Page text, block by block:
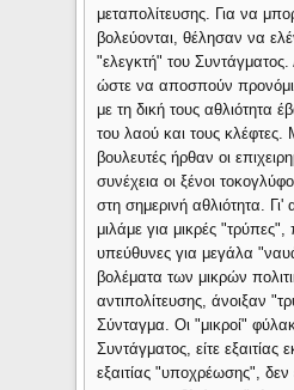
μεταπολίτευσης. Για να
βολεύονται, θέλησαν να
"ελεγκτή" του Συντάγματος.
ώστε να αποσπούν
με τη δική τους αθλιότητα
του λαού και τους κλέφτες.
βουλευτές ήρθαν οι
συνέχεια οι ξένοι
στη σημερινή αθλιότητα. Γι'
μιλάμε για μικρές "τρύπες",
υπεύθυνες για μεγάλα
βολέματα των μικρών
αντιπολίτευσης, άνοιξαν
Σύνταγμα. Οι "μικροί"
Συντάγματος, είτε εξαιτίας
εξαιτίας "υποχρέωσης",